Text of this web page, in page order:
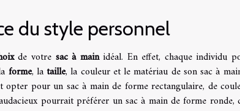
du style personnel
de votre sac à mainidéal. En effet, chaque individu
forme, lataille, la couleur et le matériau de son sac à
pour un sac à main de forme rectangulaire, de
pourrait préférer un sac à main de forme ronde,